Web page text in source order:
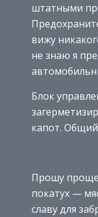
штатными
вижу
не знаю я
Блок
капот.
Прошу
покатух —
славу для